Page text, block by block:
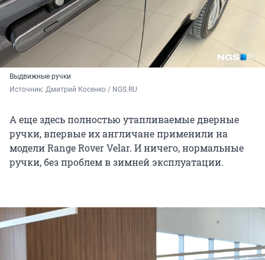
Выдвижные ручки
Источник: Дмитрий Косенко / NGS.RU
А еще здесь полностью утапливаемые дверные
ручки, впервые их англичане применили на
модели Range Rover Velar. И ничего, нормальные
ручки, без проблем в зимней эксплуатации.